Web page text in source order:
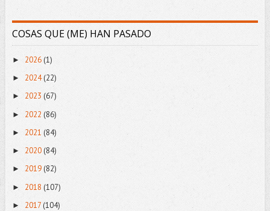
COSAS QUE (ME) HAN PASADO
► 2026(1)
► 2024(22)
► 2023 (67)
► 2022 (86)
► 2021 (84)
► 2020 (84)
► 2019 (82)
► 2018 (107)
► 2017(104)